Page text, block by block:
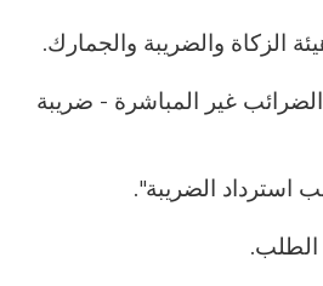
الزكاة والضريبة والجمارك.
غير المباشرة - ضريبة
استرداد الضريبة".
الطلب.